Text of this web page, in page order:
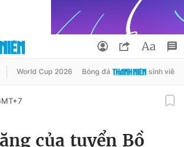
ĐẶT BÁO
World Cup 2026 Bóng đá sinh viên
của tuyển Bồ